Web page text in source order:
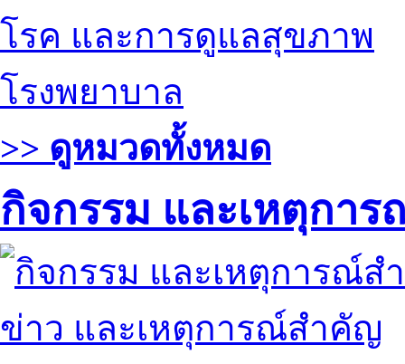
โรค และการดูแลสุขภาพ
โรงพยาบาล
>> ดูหมวดทั้งหมด
กิจกรรม และเหตุกา
ข่าว และเหตุการณ์สำคัญ